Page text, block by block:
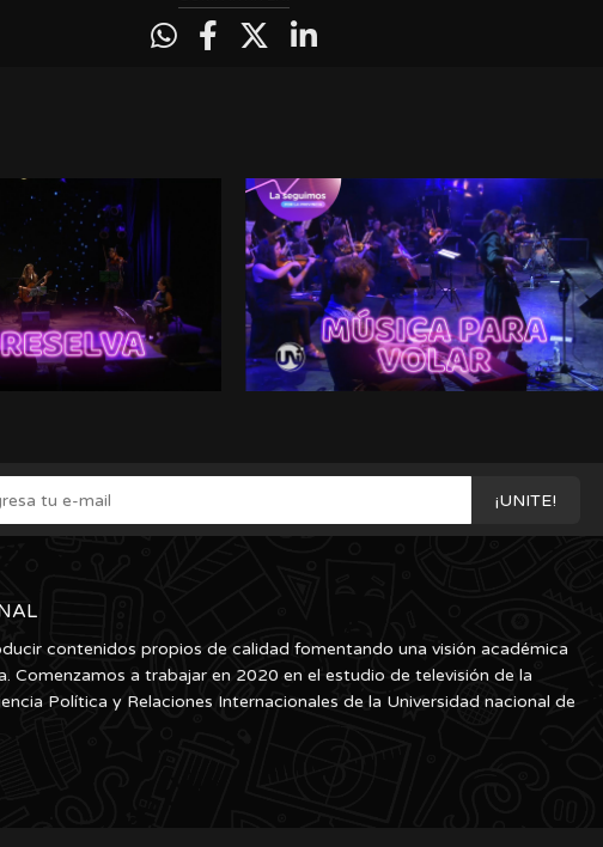
¡UNITE!
contenidos propios de calidad fomentando una visión académica
Comenzamos a trabajar en 2020 en el estudio de televisión de la
Política y Relaciones Internacionales de la Universidad nacional de